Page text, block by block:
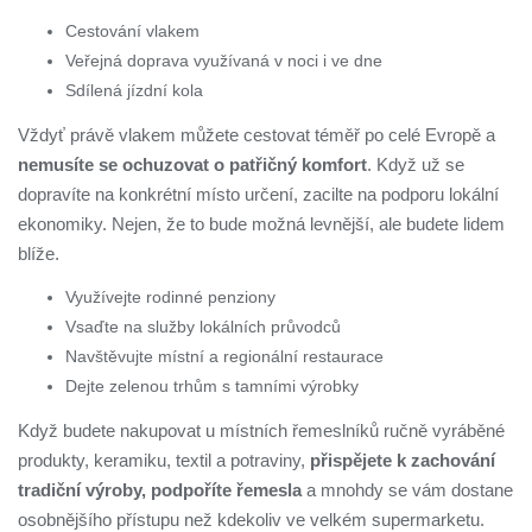
Cestování vlakem
Veřejná doprava využívaná v noci i ve dne
Sdílená jízdní kola
Vždyť právě vlakem můžete cestovat téměř po celé Evropě a
nemusíte se ochuzovat o patřičný komfort. Když už se
dopravíte na konkrétní místo určení, zacilte na podporu lokální
ekonomiky. Nejen, že to bude možná levnější, ale budete lidem
blíže.
Využívejte rodinné penziony
Vsaďte na služby lokálních průvodců
Navštěvujte místní a regionální restaurace
Dejte zelenou trhům s tamními výrobky
Když budete nakupovat u místních řemeslníků ručně vyráběné
produkty, keramiku, textil a potraviny, přispějete k zachování
tradiční výroby, podpoříte řemesla a mnohdy se vám dostane
osobnějšího přístupu než kdekoliv ve velkém supermarketu.